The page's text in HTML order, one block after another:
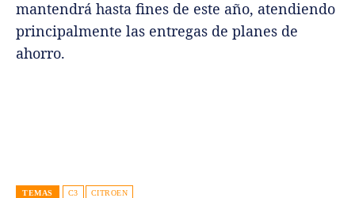
mantendrá hasta fines de este año, atendiendo
principalmente las entregas de planes de
ahorro.
TEMAS C3 CITROEN